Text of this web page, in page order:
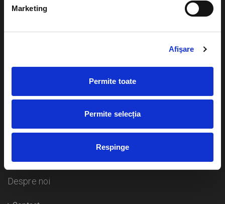
Marketing
Afişare
Permite toate
Permite selecția
Respinge
Plata online sau cash
Livrare prin curier
Duplicare bilete
Concerte si
Despre noi